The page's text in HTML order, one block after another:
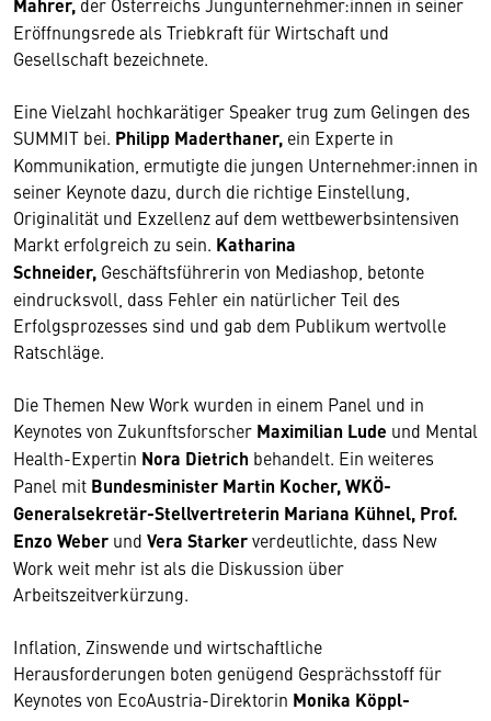
Eröffnungsrede als Triebkraft für Wirtschaft und
Gesellschaft bezeichnete.
Eine Vielzahl hochkarätiger Speaker trug zum Gelingen des
SUMMIT bei. Philipp Maderthaner, ein Experte in
Kommunikation, ermutigte die jungen Unternehmer:innen in
seiner Keynote dazu, durch die richtige Einstellung,
Originalität und Exzellenz auf dem wettbewerbsintensiven
Markt erfolgreich zu sein. Katharina
Schneider, Geschäftsführerin von Mediashop, betonte
eindrucksvoll, dass Fehler ein natürlicher Teil des
Erfolgsprozesses sind und gab dem Publikum wertvolle
Ratschläge.
Die Themen New Work wurden in einem Panel und in
Keynotes von Zukunftsforscher Maximilian Lude und Mental
Health-Expertin Nora Dietrich behandelt. Ein weiteres
Panel mit Bundesminister Martin Kocher,WKÖ-
Generalsekretär-Stellvertreterin Mariana Kühnel, Prof.
Enzo Weber und Vera Starkerverdeutlichte, dass New
Work weit mehr ist als die Diskussion über
Arbeitszeitverkürzung.
Inflation, Zinswende und wirtschaftliche
Herausforderungen boten genügend Gesprächsstoff für
Keynotes von EcoAustria-Direktorin Monika Köppl-